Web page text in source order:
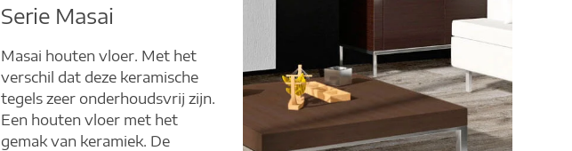
Serie Masai
Masai houten vloer. Met het
verschil dat deze keramische
tegels zeer onderhoudsvrij zijn.
Een houten vloer met het
gemak van keramiek. De